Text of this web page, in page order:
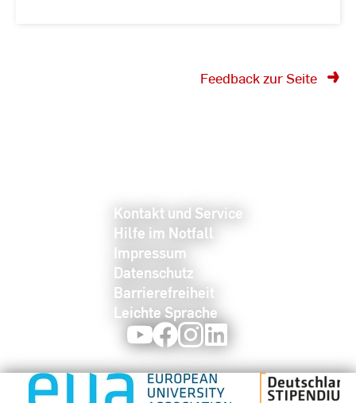
Feedback zur Seite
Kontakt und Service
Hilfe im Notfall
Impressum
Datenschutz
Barrierefreiheit
Leichte Sprache
YoutubeFacebookInstagram